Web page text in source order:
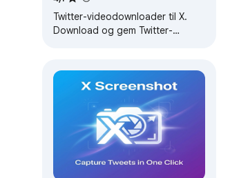
med ét klik
Twitter-videodownloader til X.
Download og gem Twitter-